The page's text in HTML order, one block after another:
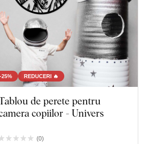
-25% REDUCERI 🔥
de perete pentru
copiilor - Univers
(0)